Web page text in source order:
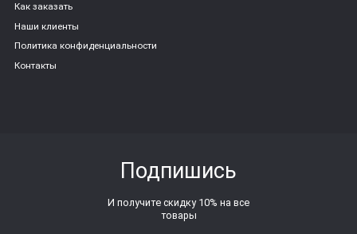
Как заказать
Наши клиенты
Политика конфиденциальности
Контакты
Подпишись
И получите скидку 10% на все
товары